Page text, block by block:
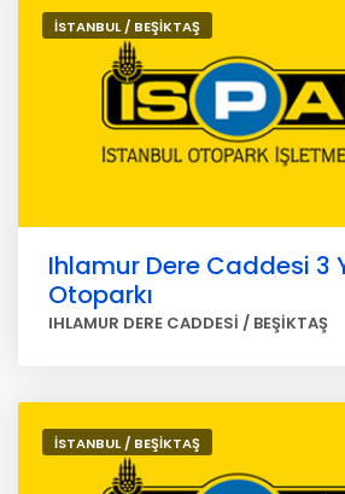
İSTANBUL / BEŞİKTAŞ
Ihlamur Dere Caddesi 3
Otoparkı
IHLAMUR DERE CADDESİ / BEŞİKTAŞ
İSTANBUL / BEŞİKTAŞ